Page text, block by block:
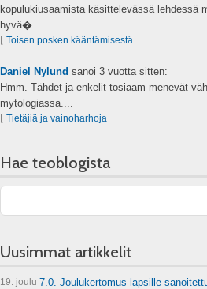
kopulukiusaamista käsittelevässä lehdessä
hyvä�...
⌊ Toisen posken kääntämisestä
Daniel Nylund sanoi 3 vuotta sitten:
Hmm. Tähdet ja enkelit tosiaam menevät
mytologiassa....
⌊ Tietäjiä ja vainoharhoja
Hae teoblogista
Uusimmat artikkelit
19. joulu 7.0. Joulukertomus lapsille